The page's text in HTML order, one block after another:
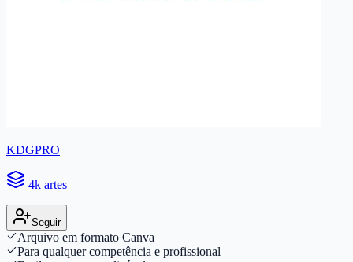
KDGPRO
4k artes
Seguir
Arquivo em formato Canva
Para qualquer competência e profissional